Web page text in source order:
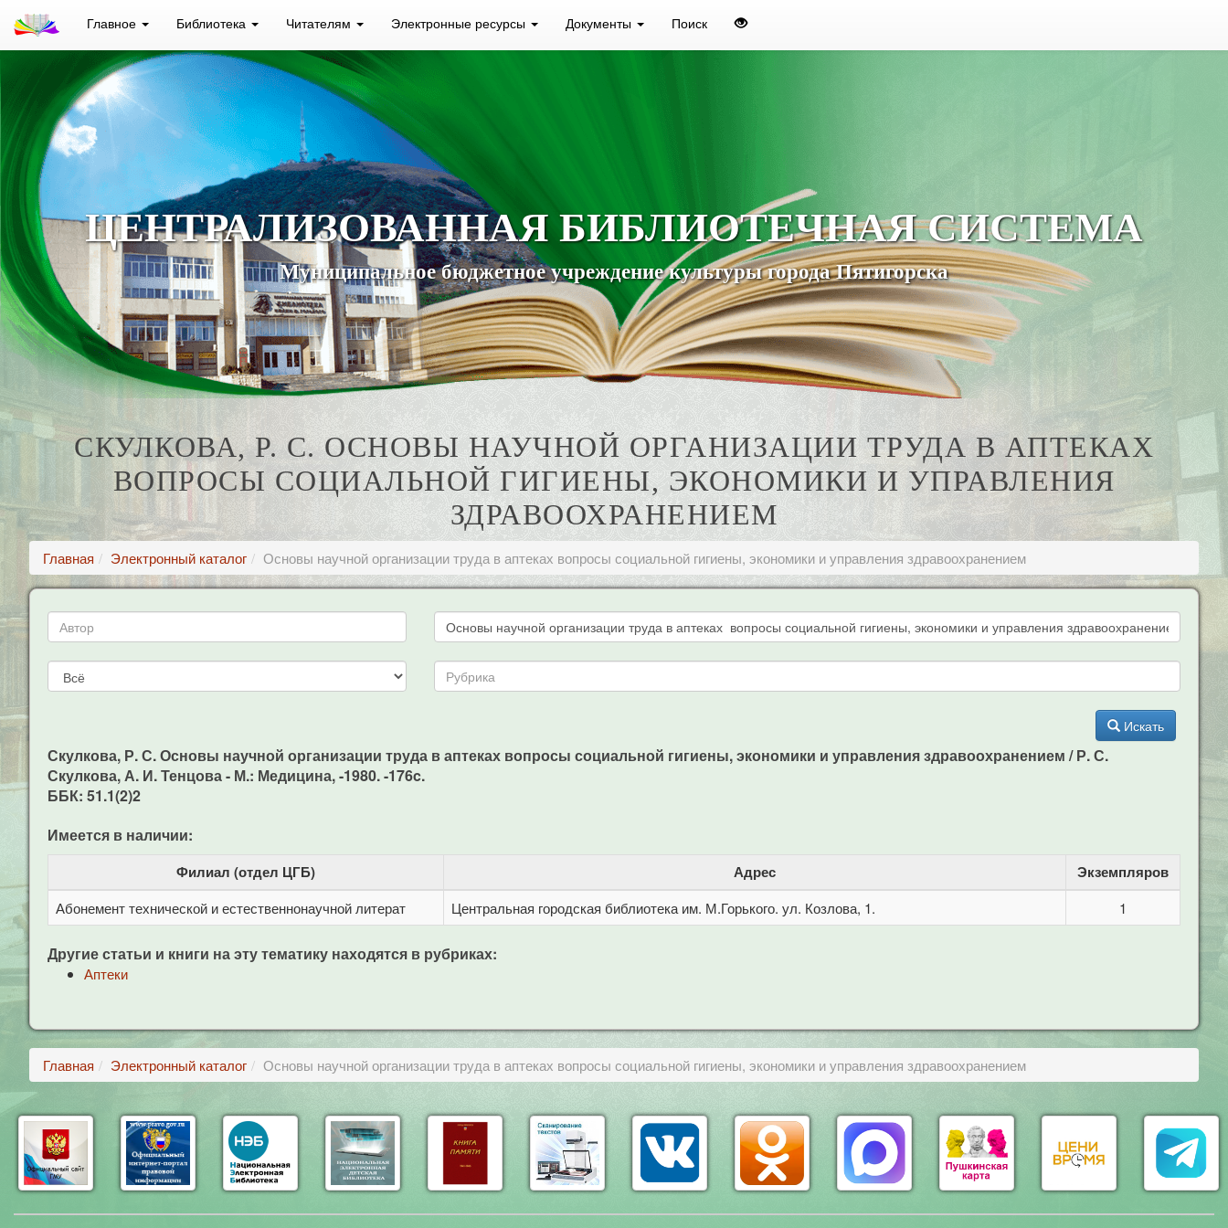
Главное Библиотека Читателям Электронные ресурсы Документы Поиск
ЦЕНТРАЛИЗОВАННАЯ БИБЛИОТЕЧНАЯ СИСТЕМА
Муниципальное бюджетное учреждение культуры города Пятигорска
СКУЛКОВА, Р. С. ОСНОВЫ НАУЧНОЙ ОРГАНИЗАЦИИ ТРУДА В АПТЕКАХ
ВОПРОСЫ СОЦИАЛЬНОЙ ГИГИЕНЫ, ЭКОНОМИКИ И УПРАВЛЕНИЯ
ЗДРАВООХРАНЕНИЕМ
Главная Электронный каталог Основы научной организации труда в аптеках вопросы социальной гигиены, экономики и управления здравоохранением
Искать
Скулкова, Р. С. Основы научной организации труда в аптеках вопросы социальной гигиены, экономики и управления здравоохранением / Р. С.
Скулкова, А. И. Тенцова - М.: Медицина, -1980. -176c.
ББК: 51.1(2)2
Имеется в наличии:
Филиал (отдел ЦГБ) Адрес Экземпляров
Абонемент технической и естественнонаучной литерат Центральная городская библиотека им. М.Горького. ул. Козлова, 1. 1
Другие статьи и книги на эту тематику находятся в рубриках:
Аптеки
Главная Электронный каталог Основы научной организации труда в аптеках вопросы социальной гигиены, экономики и управления здравоохранением